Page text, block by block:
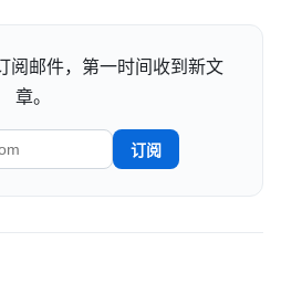
阅邮件，第一时间收到新文
章。
订阅